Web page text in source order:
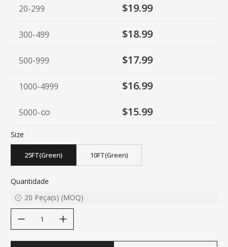
20-299 $19.99
300-499 $18.99
500-999 $17.99
1000-4999 $16.99
5000- $15.99
Size
25FT(Green) 10FT(Green)
Quantidade
20 Peça(s) (MOQ)